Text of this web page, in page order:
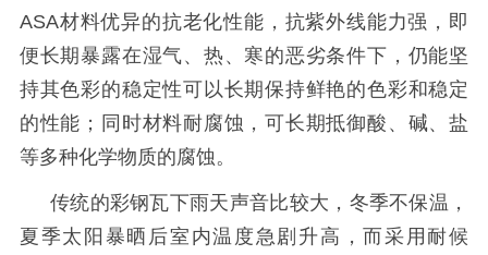
ASA材料优异的抗老化性能，抗紫外线能力强，即
便长期暴露在湿气、热、寒的恶劣条件下，仍能坚
持其色彩的稳定性可以长期保持鲜艳的色彩和稳定
的性能；同时材料耐腐蚀，可长期抵御酸、碱、盐
等多种化学物质的腐蚀。
传统的彩钢瓦下雨天声音比较大，冬季不保温，
夏季太阳暴晒后室内温度急剧升高，而采用耐候